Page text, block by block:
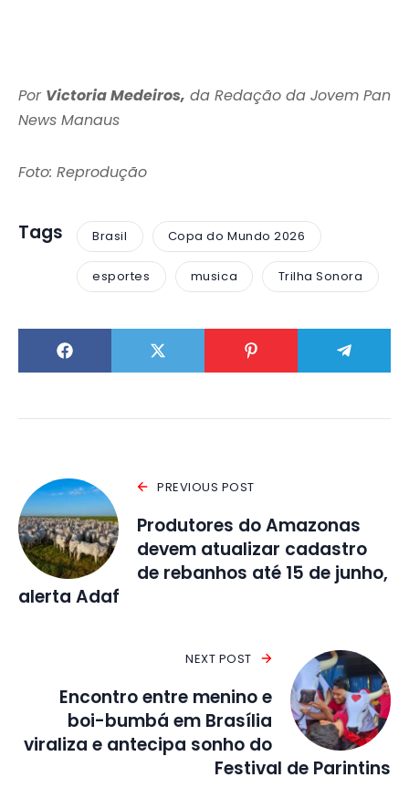
Por Victoria Medeiros, da Redação da Jovem Pan
News Manaus
Foto: Reprodução
Tags Brasil Copa do Mundo 2026
esportes musica Trilha Sonora
PREVIOUS POST
Produtores do Amazonas
devem atualizar cadastro
de rebanhos até 15 de junho,
alerta Adaf
NEXT POST
Encontro entre menino e
boi-bumbá em Brasília
viraliza e antecipa sonho do
Festival de Parintins